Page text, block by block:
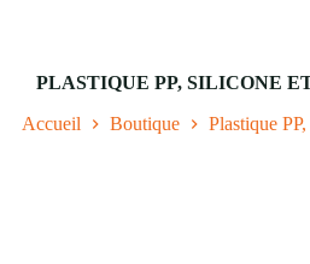
PLASTIQUE PP, SILICONE
Accueil Boutique Plastique